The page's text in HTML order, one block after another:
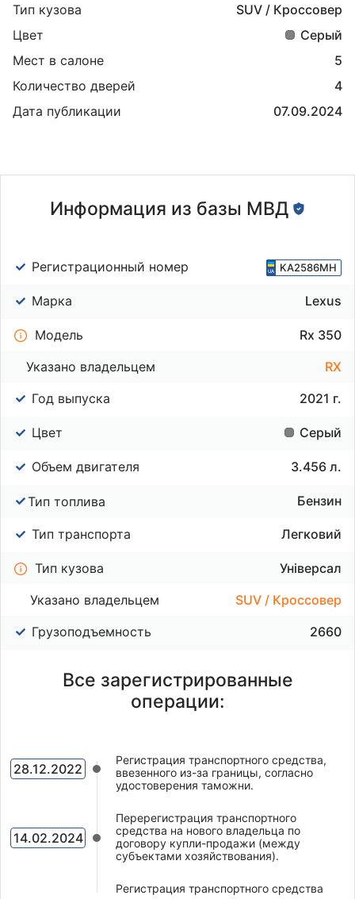
Тип кузова
SUV / Кроссовер
Цвет
Серый
Мест в салоне
5
Количество дверей
4
Дата публикации
07.09.2024
Информация из базы МВД
Регистрационный номер KA2586MH
Марка Lexus
Модель
Rx 350
Указано владельцем
RX
Год выпуска
2021 г.
Цвет Серый
Объем двигателя 3.456 л.
Тип топлива Бензин
Тип транспорта Легковий
Тип кузова
Універсал
Указано владельцем
SUV / Кроссовер
Грузоподъемность
2660
Все зарегистрированные
операции:
28.12.2022
Регистрация транспортного средства,
ввезенного из-за границы, согласно
удостоверения таможни.
14.02.2024
Перерегистрация транспортного
средства на нового владельца по
договору купли-продажи (между
субъектами хозяйствования).
Регистрация транспортного средства